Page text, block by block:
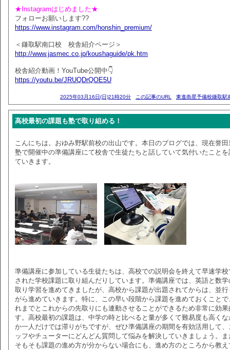
★Instagramはじめました★
フォローお願いします??
https://www.instagram.com/honshin_premium/
＜鎌取駅南口校 校舎紹介ページ＞
http://www.jasmec.co.jp/koushaguide/pk.htm
校舎紹介動画！YouTube公開中👇
https://youtu.be/JRUQDrQOE5U
2025年03月16日(日)21時20分 この記事のURL 東進衛星予備校鎌取駅
高校最初の課題も塾で取り組める！
こんにちは。おゆみ野駅前校の出山です。本日のブログでは、現在誉田
塾で開催中の準備講座にて校舎で生徒たちと話していて気付いたことを
ていきます。
準備講座に参加している生徒たちは、高校での説明会を終えて早速学校
された学校課題に取り組んだりしています。準備講座では、英語と数学
取り学習を進めてきましたが、高校から課題が出題されてからは、並行
がら進めていきます。特に、この早い段階から課題を進めておくことで
れまでとこれからの先取りにも連動させることができるため非常に効果
す。高校最初の課題は、中学の時と比べると量が多くて難易度も高くな
か一人だけでは滞りがちですが、ぜひ準備講座の期間を有効活用して、
ッフやチューターにどんどん質問して悩みを解決していきましょう。ま
そもそも課題の進め方が分からない場合にも、進め方のところから教え